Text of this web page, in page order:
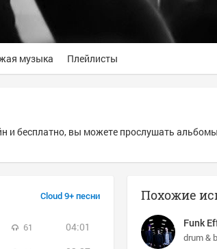
музыка Плейлисты
и бесплатно, вы можете прослушать
Cloud 9+ песни
61
04:01
Похожие
Funk
drum &